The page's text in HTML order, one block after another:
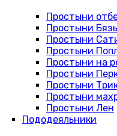
Простыни
Простыни Бязь
Простыни
Простыни
Простыни на
Простыни
Простыни
Простыни
Простыни Лен
Пододеяльники